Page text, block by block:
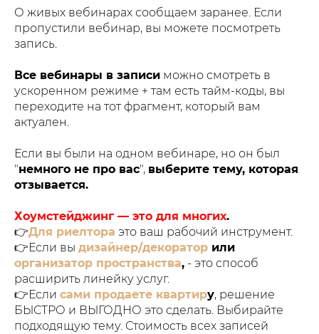
О живых вебинарах сообщаем заранее. Если
пропустили вебинар, вы можете посмотреть
запись.
Все вебинары в записи можно смотреть в
ускоренном режиме + там есть тайм-коды, вы
переходите на тот фрагмент, который вам
актуален.
Если вы были на одном вебинаре, но он был
"немного не про вас", выберите тему, которая
отзывается.
Хоумстейджинг — это для многих.
👉Для риелтора это ваш рабочий инструмент.
👉Если вы дизайнер/декоратор или
организатор пространства, - это способ
расширить линейку услуг.
👉Если сами продаете квартиру, решение
БЫСТРО и ВЫГОДНО это сделать. Выбирайте
подходящую тему. Стоимость всех записей